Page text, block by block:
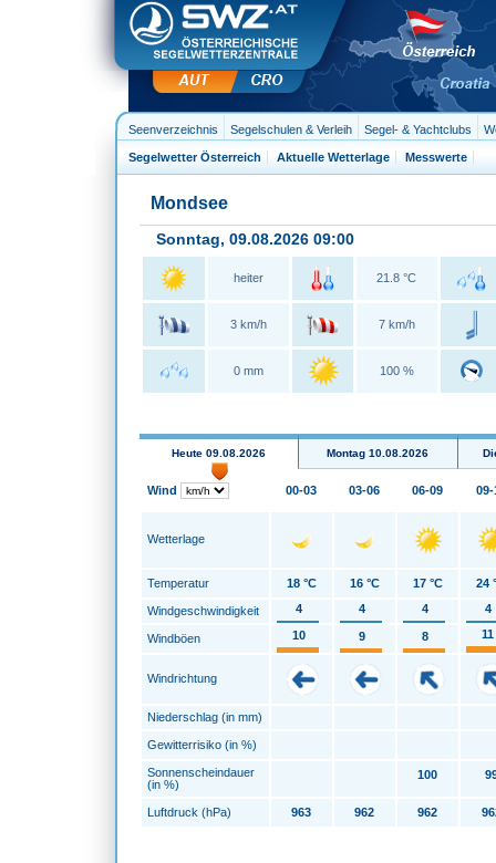
Seenverzeichnis Segelschulen & Verleih Segel- & Yachtclubs
Segelwetter Österreich Aktuelle Wetterlage Messwerte
Mondsee
Sonntag, 09.08.2026 09:00
heiter 21.8 °C
3 km/h 7 km/h
0 mm 100 %
Heute 09.08.2026 Montag 10.08.2026
Wind 00-03 03-06 06-09 09-
Wetterlage
Temperatur 18 °C 16 °C 17 °C 24
Windgeschwindigkeit 4 4 4 4
Windböen 10 9 8 11
Windrichtung
Niederschlag (in mm)
Gewitterrisiko (in %)
Sonnenscheindauer
(in %)
100
Luftdruck (hPa) 963 962 962